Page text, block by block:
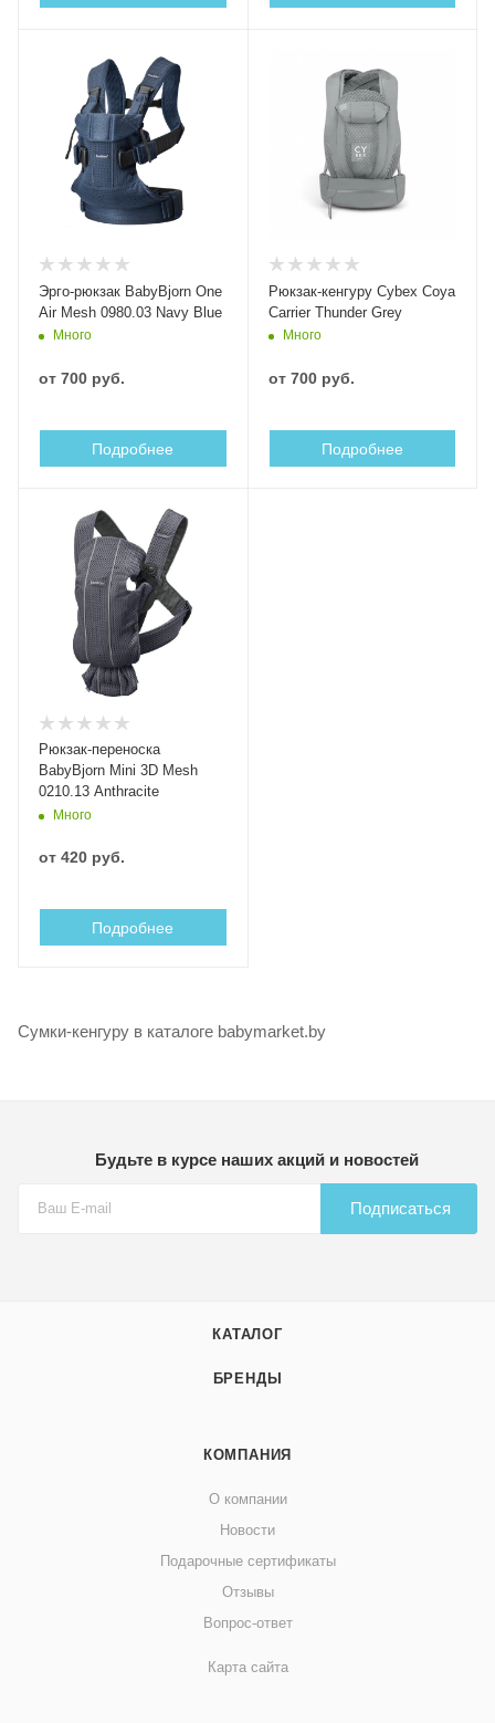
Эрго-рюкзак BabyBjorn One
Air Mesh 0980.03 Navy Blue
Много
от 700 руб.
Подробнее
Рюкзак-кенгуру Cybex Coya
Carrier Thunder Grey
Много
от 700 руб.
Подробнее
Рюкзак-переноска
BabyBjorn Mini 3D Mesh
0210.13 Anthracite
Много
от 420 руб.
Подробнее
Сумки-кенгуру в каталоге babymarket.by
Будьте в курсе наших акций и новостей
Подписаться
КАТАЛОГ
БРЕНДЫ
КОМПАНИЯ
О компании
Новости
Подарочные сертификаты
Отзывы
Вопрос-ответ
Карта сайта